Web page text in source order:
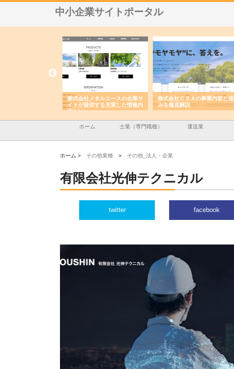
中小企業サイトポータル
株式会社メタルエースの企業サ
イトが提供する充実した情報内
容とは
株式会社ＣＳＡの事業内容と強
みを徹底解説
ホーム 士業（専門職種） 運送業
ホーム > その他業種 > その他_法人・企業
有限会社光伸テクニカル
twitter facebook